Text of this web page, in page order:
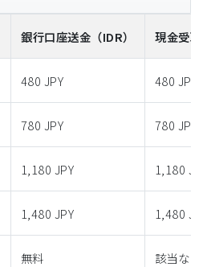
銀行口座送金 （IDR） 現金受取
480 JPY 480 JPY
780 JPY 780 JPY
1,180 JPY 1,180
1,480 JPY 1,480
無料 該当なし